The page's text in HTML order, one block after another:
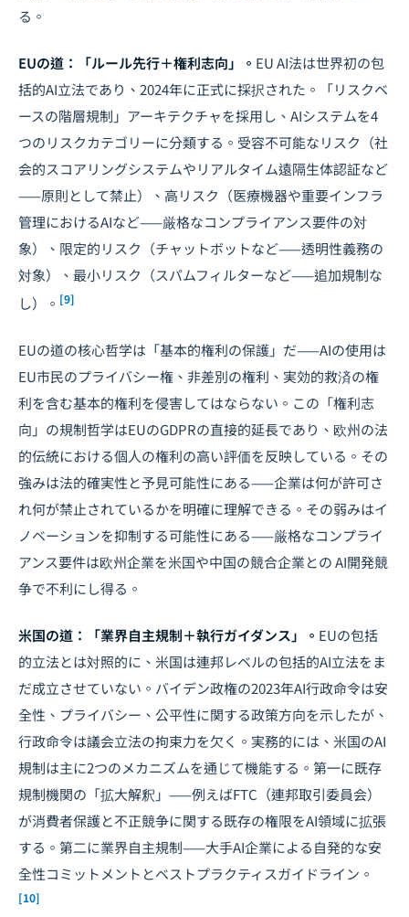
る。
EUの道：「ルール先行＋権利志向」。 EU AI法は世界初の包
括的AI立法であり、2024年に正式に採択された。「リスクベ
ースの階層規制」アーキテクチャを採用し、AIシステムを4
つのリスクカテゴリーに分類する。受容不可能なリスク（社
会的スコアリングシステムやリアルタイム遠隔生体認証など
——原則として禁止）、高リスク（医療機器や重要インフラ
管理におけるAIなど——厳格なコンプライアンス要件の対
象）、限定的リスク（チャットボットなど——透明性義務の
対象）、最小リスク（スパムフィルターなど——追加規制な
し）。 [9]
EUの道の核心哲学は「基本的権利の保護」だ——AIの使用は
EU市民のプライバシー権、非差別の権利、実効的救済の権
利を含む基本的権利を侵害してはならない。この「権利志
向」の規制哲学はEUのGDPRの直接的延長であり、欧州の法
的伝統における個人の権利の高い評価を反映している。その
強みは法的確実性と予見可能性にある——企業は何が許可さ
れ何が禁止されているかを明確に理解できる。その弱みはイ
ノベーションを抑制する可能性にある——厳格なコンプライ
アンス要件は欧州企業を米国や中国の競合企業との AI開発競
争で不利にし得る。
米国の道：「業界自主規制＋執行ガイダンス」。 EUの包括
的立法とは対照的に、米国は連邦レベルの包括的AI立法をま
だ成立させていない。バイデン政権の2023年AI行政命令は安
全性、プライバシー、公平性に関する政策方向を示したが、
行政命令は議会立法の拘束力を欠く。実務的には、米国のAI
規制は主に2つのメカニズムを通じて機能する。第一に既存
規制機関の「拡大解釈」——例えばFTC（連邦取引委員会）
が消費者保護と不正競争に関する既存の権限をAI領域に拡張
する。第二に業界自主規制——大手AI企業による自発的な安
全性コミットメントとベストプラクティスガイドライン。
[10]